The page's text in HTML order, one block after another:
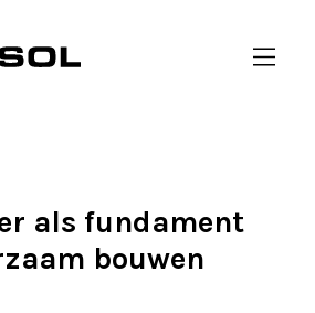
als fundament
bouwen